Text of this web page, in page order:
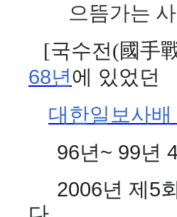
으뜸가는 사
[국수전(國手
68년에 있었던
대한일보사
96년~ 99년
2006년 제5